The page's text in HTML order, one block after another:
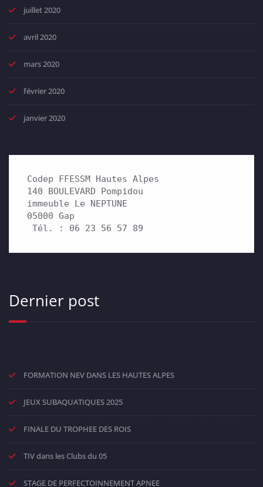
juillet 2020
avril 2020
mars 2020
février 2020
janvier 2020
Codep FFESSM Hautes Alpes
140 BOULEVARD Pompidou
immeuble Le NEPTUNE
05000 Gap
Tél. : 06 23 56 57 89
Dernier post
FORMATION NEV DANS LES HAUTES ALPES
JEUX SUBAQUATIQUES 2025
FINALE DU TROPHEE DES ROIS
TIV dans les Clubs du 05
STAGE DE PERFECTOINNEMENT APNEE